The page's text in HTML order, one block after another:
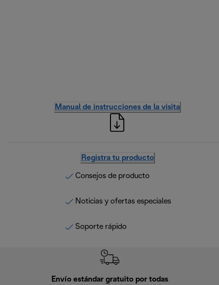
Manual de instrucciones de la visita
Registra tu producto
Consejos de producto
Noticias y ofertas especiales
Soporte rápido
Envío estándar gratuito por todas